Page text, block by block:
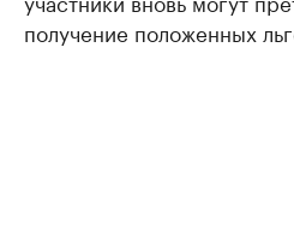
получение положенных